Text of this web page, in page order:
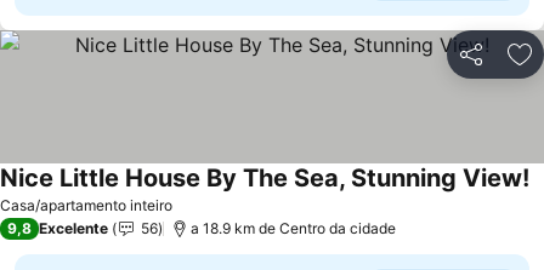
Partilhar
Casa/apartamento inteiro
Nice Little House By The Sea, Stunning View!
9,8 Excelente 56 a 18.9 km de Centro da cidade